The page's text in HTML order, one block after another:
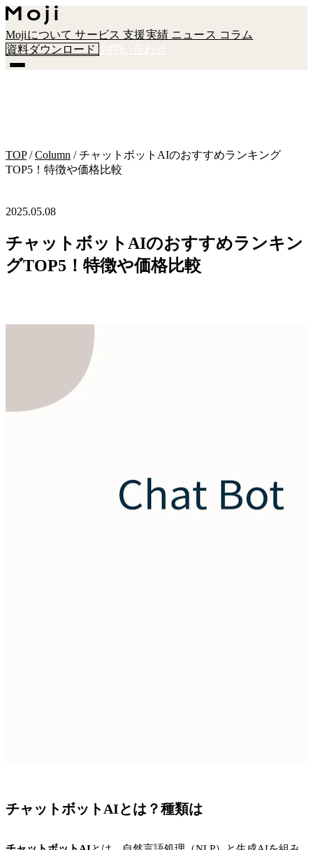
Mojiについてサービス支援実績 ニュース コラム
資料ダウンロード
TOP / Column / チャットボットAIのおすすめランキング
TOP5！特徴や価格比較
2025.05.08
チャットボットAIのおすすめランキン
グTOP5！特徴や価格比較
チャットボットAIとは？種類は